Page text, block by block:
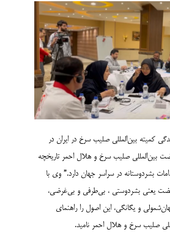
کمیته بین‌المللی صلیب سرخ در ایران در
بین‌المللی صلیب سرخ و هلال احمر تاریخچه
بشردوستانه در سراسر جهان دارد.” وی با
یعنی بشردوستی ، بی‌طرفی و بی‌غرضی،
و یگانگی، این اصول را راهنمای
صلیب سرخ و هلال احمر نامید.